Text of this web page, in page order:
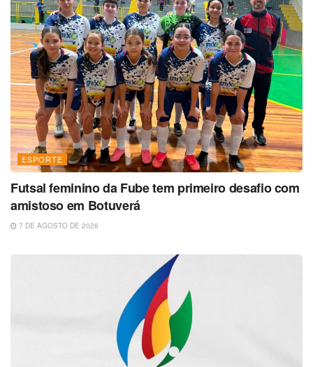
ESPORTE
Futsal feminino da Fube tem primeiro desafio com
amistoso em Botuverá
7 DE AGOSTO DE 2026